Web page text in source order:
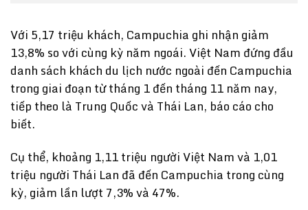
Với 5,17 triệu khách, Campuchia ghi nhận giảm
13,8% so với cùng kỳ năm ngoái. Việt Nam đứng đầu
danh sách khách du lịch nước ngoài đến Campuchia
trong giai đoạn từ tháng 1 đến tháng 11 năm nay,
tiếp theo là Trung Quốc và Thái Lan, báo cáo cho
biết.
Cụ thể, khoảng 1,11 triệu người Việt Nam và 1,01
triệu người Thái Lan đã đến Campuchia trong cùng
kỳ, giảm lần lượt 7,3% và 47%.